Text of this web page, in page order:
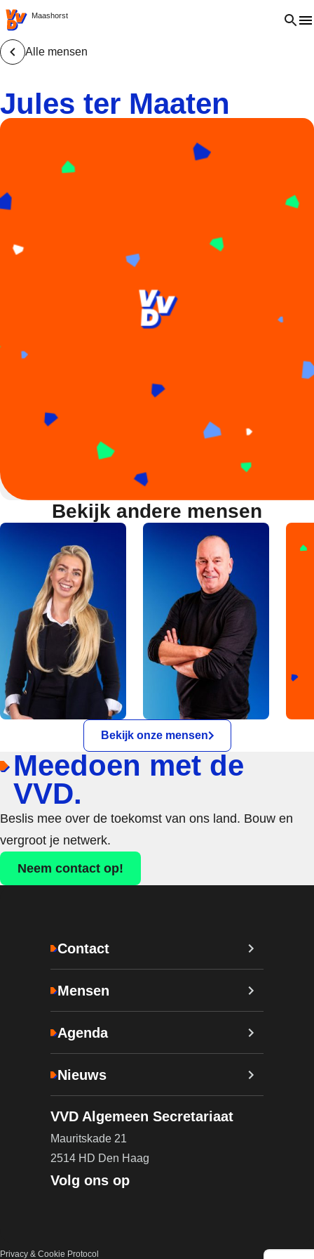
VVD.nl - Ga naar de homepage
Maashorst Open
Alle mensen
Jules ter Maaten
Bekijk andere mensen
Bekijk onze mensen
Meedoen met de
VVD.
Beslis mee over de toekomst van ons land. Bouw en
vergroot je netwerk.
Neem contact op!
Contact
Mensen
Agenda
Nieuws
VVD Algemeen Secretariaat
Mauritskade 21
2514 HD Den Haag
Volg ons op
Privacy & Cookie Protocol